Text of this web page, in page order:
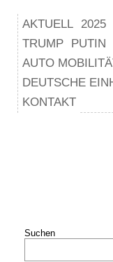
AKTUELL 2025
TRUMP
PUTIN
AUTO
DEUTSCHE
KONTAKT
Suchen